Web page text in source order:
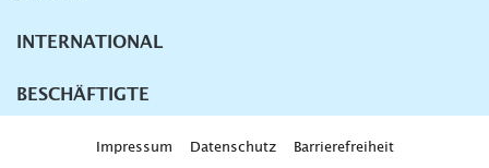
INTERNATIONAL
BESCHÄFTIGTE
Impressum Datenschutz Barrierefreiheit